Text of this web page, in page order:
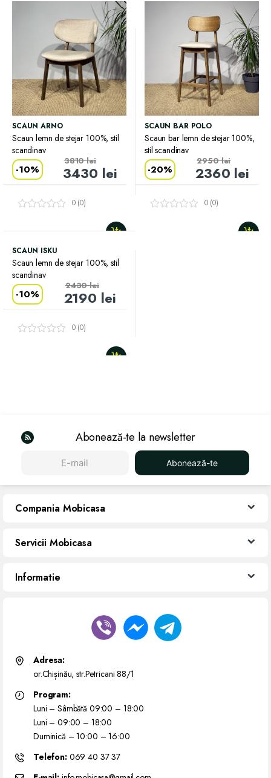
SCAUN ARNO
Scaun lemn de stejar 100%, stil
scandinav
-10% 3430 lei
3810lei
0 (0)
SCAUN BAR POLO
Scaun bar lemn de stejar 100%,
stil scandinav
-20% 2360 lei
2950lei
0 (0)
SCAUN ISKU
Scaun lemn de stejar 100%, stil
scandinav
-10% 2190 lei
2430lei
0 (0)
Abonează-te la newsletter
Abonează-te
Compania Mobicasa
Servicii Mobicasa
Informatie
Adresa:
or.Chișinău, str.Petricani 88/1
Program:
Luni – Sâmbătă 09:00 – 18:00
Luni – 09:00 – 18:00
Duminică – 10:00 – 16:00
Telefon: 069 40 37 37